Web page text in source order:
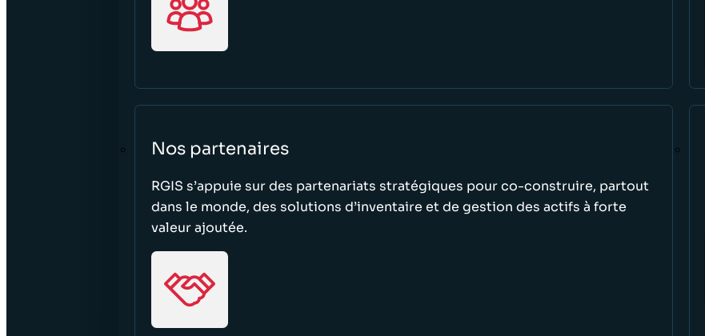
Nos partenaires
RGIS s’appuie sur des partenariats stratégiques pour co-construire, partout
dans le monde, des solutions d’inventaire et de gestion des actifs à forte
valeur ajoutée.